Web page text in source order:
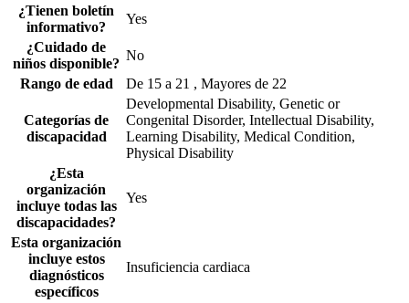
¿Tienen boletín
informativo?
Yes
¿Cuidado de
niños disponible?
No
Rango de edad
De 15 a 21 , Mayores de 22
Categorías de
discapacidad
Developmental Disability, Genetic or
Congenital Disorder, Intellectual Disability,
Learning Disability, Medical Condition,
Physical Disability
¿Esta
organización
incluye todas las
discapacidades?
Yes
Esta organización
incluye estos
diagnósticos
específicos
Insuficiencia cardiaca